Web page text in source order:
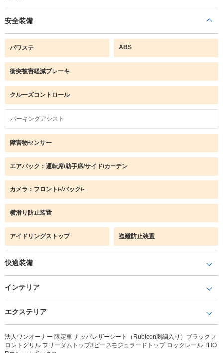
安全装備
パワステ ABS
衝突被害軽減ブレーキ
クルーズコントロール
パーキングアシスト
障害物センサー
エアバック：運転席/助手席/サイド/カーテン
カメラ：フロント/-/バック/-
横滑り防止装置
アイドリングストップ 盗難防止装置
快適装備
インテリア
エクステリア
法人ワンオーナー 限定車 ナッパレザーシート（Rubicon刺繍入り）ブラックフ
ロントグリル フリーダムトップ3ピースモジュラードトップ ロックレール THO